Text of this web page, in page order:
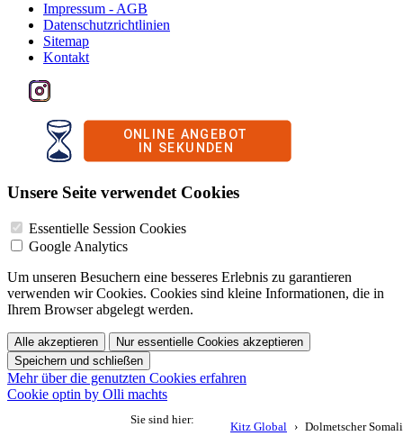
Sie sind hier:
Kitz Global Dolmetscher Somali
Impressum - AGB
Datenschutzrichtlinien
Sitemap
Kontakt
Unsere Seite verwendet Cookies
Essentielle Session Cookies
Google Analytics
Um unseren Besuchern eine besseres Erlebnis zu garantieren
verwenden wir Cookies. Cookies sind kleine Informationen, die in
Ihrem Browser abgelegt werden.
Alle akzeptieren
Nur essentielle Cookies akzeptieren
Speichern und schließen
Mehr über die genutzten Cookies erfahren
Cookie optin by Olli machts